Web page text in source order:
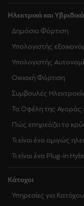
Ηλεκτρικά και
Δημόσια Φόρτιση
Υπολογιστής
Υπολογιστής
Οικιακή Φόρτιση
Συμβουλές
Τα Οφέλη της Αγοράς
Πώς επηρεάζει το
Τι είναι ένα αμιγώς
Τι είναι ένα Plug-in
Κάτοχοι
Υπηρεσίες για